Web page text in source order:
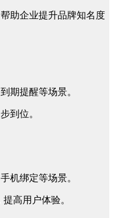
助企业提升品牌知名度
期提醒等场景。
到位。
机绑定等场景。
高用户体验。